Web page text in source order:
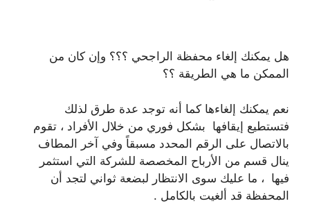
هل يمكنك إلغاء محفظة الراجحي ؟؟؟ وإن كان من
الممكن ما هي الطريقة ؟؟
نعم يمكنك إلغاءها كما أنه توجد عدة طرق لذلك
فتستطيع إيقافها بشكل فوري من خلال الأفراد ، تقوم
بالاتصال على الرقم المحدد مسبقاً وفي آخر المطاف
ينال قسم من الأرباح المخصصة للشركة التي استثمر
فيها ، ما عليك سوى الانتظار لبضعة ثواني لتجد أن
المحفظة قد ألغيت بالكامل .